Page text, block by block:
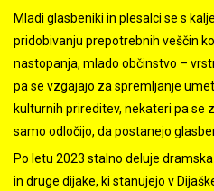
Mladi glasbeniki in plesalci se s
pridobivanju prepotrebnih veščin
nastopanja, mlado občinstvo –
pa se vzgajajo za spremljanje
kulturnih prireditev, nekateri pa se
samo odločijo, da postanejo
Po letu 2023 stalno deluje
in druge dijake, ki stanujejo v